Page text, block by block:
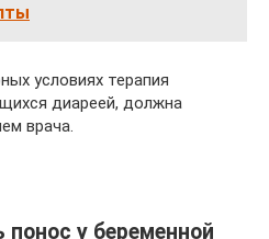
условиях терапия
диареей, должна
врача.
у беременной